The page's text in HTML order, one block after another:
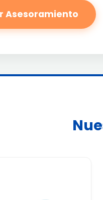
Asesoramiento